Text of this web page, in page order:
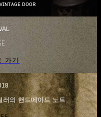
ᴅᴏᴏʀ
가기
러의 핸드메이드 노트